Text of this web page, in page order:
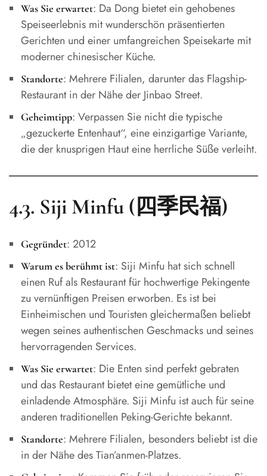
Was Sie erwartet: Da Dong bietet ein gehobenes
Speiseerlebnis mit wunderschön präsentierten
Gerichten und einer umfangreichen Speisekarte mit
moderner chinesischer Küche.
Standorte: Mehrere Filialen, darunter das Flagship-
Restaurant in der Nähe der Jinbao Street.
Geheimtipp: Verpassen Sie nicht die typische
„gezuckerte Entenhaut“, eine einzigartige Variante,
die der knusprigen Haut eine herrliche Süße verleiht.
4.3. Siji Minfu (四季民福)
Gegründet: 2012
Warum es berühmt ist: Siji Minfu hat sich schnell
einen Ruf als Restaurant für hochwertige Pekingente
zu vernünftigen Preisen erworben. Es ist bei
Einheimischen und Touristen gleichermaßen beliebt
wegen seines authentischen Geschmacks und seines
hervorragenden Services.
Was Sie erwartet: Die Enten sind perfekt gebraten
und das Restaurant bietet eine gemütliche und
einladende Atmosphäre. Siji Minfu ist auch für seine
anderen traditionellen Peking-Gerichte bekannt.
Standorte: Mehrere Filialen, besonders beliebt ist die
in der Nähe des Tian’anmen-Platzes.